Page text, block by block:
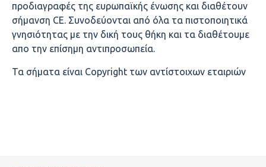
προδιαγραφές της ευρωπαϊκής ένωσης και διαθέτουν
σήμανση CE. Συνοδεύονται από όλα τα πιστοποιητικά
γνησιότητας με την δική τους θήκη και τα διαθέτουμε
απο την επίσημη αντιπροσωπεία.
Τα σήματα είναι Copyright των αντίστοιχων εταιριών